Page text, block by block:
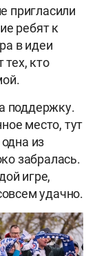
пригласили
ребят к
в идеи
кто
поддержку.
место, тут
из
забралась.
игре,
удачно.